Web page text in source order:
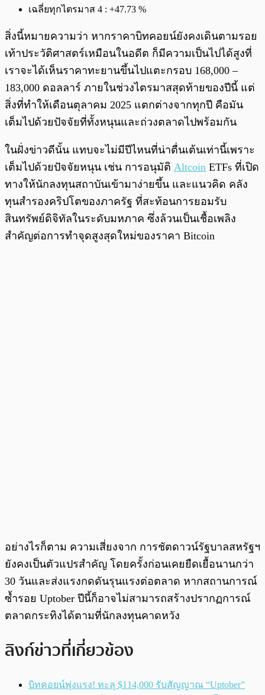
เฉลี่ยทุกไตรมาส 4 : +47.73 %
สิ่งนี้หมายความว่า หากราคาบิทคอยน์ยังคงเดินตามรอย
เท้าประวัติศาสตร์เหมือนในอดีต ก็มีความเป็นไปได้สูงที่
เราจะได้เห็นราคาทะยานขึ้นไปแตะกรอบ 168,000 –
183,000 ดอลลาร์ ภายในช่วงไตรมาสสุดท้ายของปีนี้ แต่
สิ่งที่ทำให้เดือนตุลาคม 2025 แตกต่างจากทุกปี คือมัน
เต็มไปด้วยปัจจัยที่ทั้งหนุนและถ่วงตลาดไปพร้อมกัน
ในฝั่งข่าวดีนั้น แทบจะไม่มีปีไหนที่น่าตื่นเต้นเท่านี้เพราะ
เต็มไปด้วยปัจจัยหนุน เช่น การอนุมัติ Altcoin ETFs ที่เปิด
ทางให้นักลงทุนสถาบันเข้ามาง่ายขึ้น และแนวคิด คลัง
ทุนสำรองคริปโตของภาครัฐ ที่สะท้อนการยอมรับ
สินทรัพย์ดิจิทัลในระดับมหภาค ซึ่งล้วนเป็นเชื้อเพลิง
สำคัญต่อการทำจุดสูงสุดใหม่ของราคา Bitcoin
อย่างไรก็ตาม ความเสี่ยงจาก การชัตดาวน์รัฐบาลสหรัฐฯ
ยังคงเป็นตัวแปรสำคัญ โดยครั้งก่อนเคยยืดเยื้อนานกว่า
30 วันและส่งแรงกดดันรุนแรงต่อตลาด หากสถานการณ์
ซ้ำรอย Uptober ปีนี้ก็อาจไม่สามารถสร้างปรากฏการณ์
ตลาดกระทิงได้ตามที่นักลงทุนคาดหวัง
ลิงก์ข่าวที่เกี่ยวข้อง
บิทคอยน์พุ่งแรง! ทะลุ $114,000 รับสัญญาณ “Uptober”